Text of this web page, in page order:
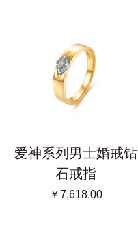
爱神系列男士婚戒钻
石戒指
￥7,618.00